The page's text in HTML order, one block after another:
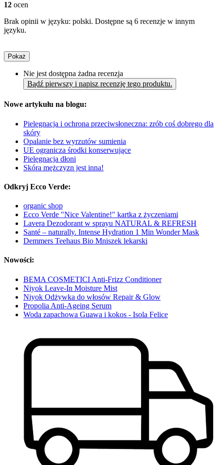
12 ocen
Brak opinii w języku: polski. Dostępne są 6 recenzje w innym
języku.
Pokaż
Nie jest dostępna żadna recenzja
Bądź pierwszy i napisz recenzję tego produktu.
Nowe artykułu na blogu:
Pielęgnacja i ochrona przeciwsłoneczna: zrób coś dobrego dla
skóry
Opalanie bez wyrzutów sumienia
UE ogranicza środki konserwujące
Pielęgnacja dłoni
Skóra mężczyzn jest inna!
Odkryj Ecco Verde:
organic shop
Ecco Verde "Nice Valentine!" kartka z życzeniami
Lavera Dezodorant w sprayu NATURAL & REFRESH
Santé – naturally. Intense Hydration 1 Min Wonder Mask
Demmers Teehaus Bio Mniszek lekarski
Nowości:
BEMA COSMETICI Anti-Frizz Conditioner
Niyok Leave-In Moisture Mist
Niyok Odżywka do włosów Repair & Glow
Propolia Anti-Ageing Serum
Woda zapachowa Guawa i kokos - Isola Felice